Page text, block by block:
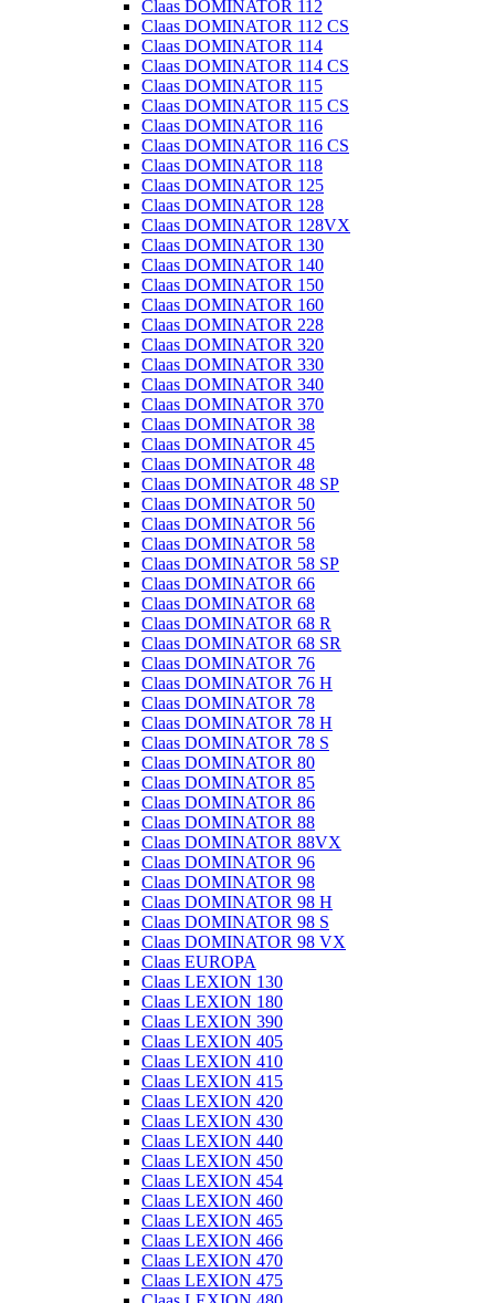
Claas DOMINATOR 112
Claas DOMINATOR 112 CS
Claas DOMINATOR 114
Claas DOMINATOR 114 CS
Claas DOMINATOR 115
Claas DOMINATOR 115 CS
Claas DOMINATOR 116
Claas DOMINATOR 116 CS
Claas DOMINATOR 118
Claas DOMINATOR 125
Claas DOMINATOR 128
Claas DOMINATOR 128VX
Claas DOMINATOR 130
Claas DOMINATOR 140
Claas DOMINATOR 150
Claas DOMINATOR 160
Claas DOMINATOR 228
Claas DOMINATOR 320
Claas DOMINATOR 330
Claas DOMINATOR 340
Claas DOMINATOR 370
Claas DOMINATOR 38
Claas DOMINATOR 45
Claas DOMINATOR 48
Claas DOMINATOR 48 SP
Claas DOMINATOR 50
Claas DOMINATOR 56
Claas DOMINATOR 58
Claas DOMINATOR 58 SP
Claas DOMINATOR 66
Claas DOMINATOR 68
Claas DOMINATOR 68 R
Claas DOMINATOR 68 SR
Claas DOMINATOR 76
Claas DOMINATOR 76 H
Claas DOMINATOR 78
Claas DOMINATOR 78 H
Claas DOMINATOR 78 S
Claas DOMINATOR 80
Claas DOMINATOR 85
Claas DOMINATOR 86
Claas DOMINATOR 88
Claas DOMINATOR 88VX
Claas DOMINATOR 96
Claas DOMINATOR 98
Claas DOMINATOR 98 H
Claas DOMINATOR 98 S
Claas DOMINATOR 98 VX
Claas EUROPA
Claas LEXION 130
Claas LEXION 180
Claas LEXION 390
Claas LEXION 405
Claas LEXION 410
Claas LEXION 415
Claas LEXION 420
Claas LEXION 430
Claas LEXION 440
Claas LEXION 450
Claas LEXION 454
Claas LEXION 460
Claas LEXION 465
Claas LEXION 466
Claas LEXION 470
Claas LEXION 475